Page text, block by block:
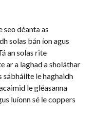
seo déanta as
solas bán íon agus
an solas rite
ar a laghad a sholáthar
sábháilte le haghaidh
le gléasanna
luíonn sé le coppers